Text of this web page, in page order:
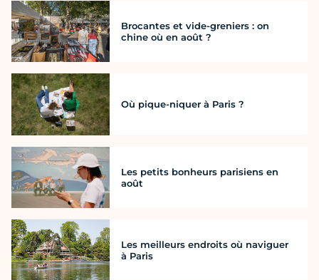
Brocantes et vide-greniers : on
chine où en août ?
Où pique-niquer à Paris ?
Les petits bonheurs parisiens en
août
Les meilleurs endroits où naviguer
à Paris